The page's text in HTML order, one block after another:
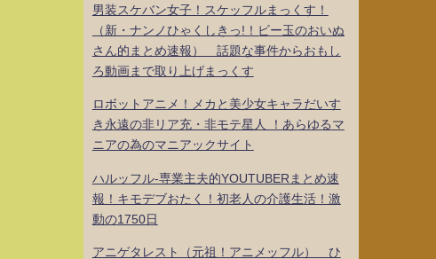
男装スケバン女子！スケッフルまっくす！
（新・ナンノひゃくしきっ!！ビー玉のおいぬ
さん的まとめ速報） 話題な事件からおもし
ろ動画まで取り上げまっくす
ロボットアニメ！メカと美少女キャラだいす
き永遠の非リア充・非モテ星人 ！あらゆるマ
ニアの為のマニアックサイト
ハルッフル-専業主夫的YOUTUBERまとめ速
報！キモデブおたく！初老人の介護生活！激
動の1750日
アニゲタレスト（元祖！アニメッフル） ひ